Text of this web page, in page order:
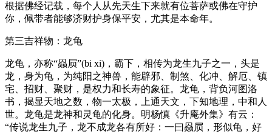
根据佛经记载，每个人从先天生下来就有位菩萨或佛在守护
你，佩带者能够济财护身保平安，尤其是本命年。
第三吉祥物：龙龟
龙龟，亦称“赑屃”(bi xi)，霸下，相传为龙生九子之一，头是
龙，身为龟，为纯阳之神兽，能辟邪、制煞、化冲、解厄、镇
宅、招财、聚财，是权力和长寿的象征。龙龟，背负河图洛
书，揭显天地之数，物一太极，上通天文，下知地理，中和人
世。龙龟是龙神和灵龟的化身。明杨慎《升庵外集》有云：
“传说龙生九子，龙不成龙各有所好：一曰赑屃，形似龟，好